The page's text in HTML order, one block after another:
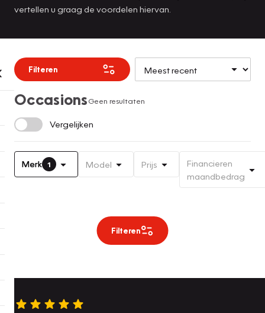
vertellen u graag de voordelen hiervan.
Filteren
OccasionsGeen resultaten
Vergelijken
Merk 1 Model Prijs
Financieren
maandbedrag
Filteren